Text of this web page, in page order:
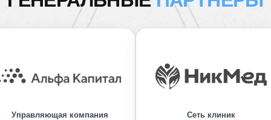
Управляющая компания Сеть клиник